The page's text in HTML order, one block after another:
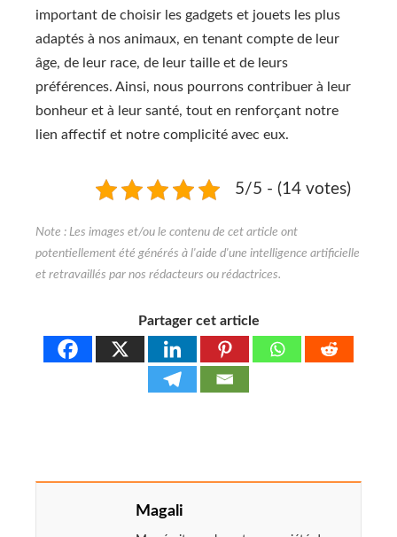
important de choisir les gadgets et jouets les plus
adaptés à nos animaux, en tenant compte de leur
âge, de leur race, de leur taille et de leurs
préférences. Ainsi, nous pourrons contribuer à leur
bonheur et à leur santé, tout en renforçant notre
lien affectif et notre complicité avec eux.
5/5 - (14 votes)
Partager cet article
Magali